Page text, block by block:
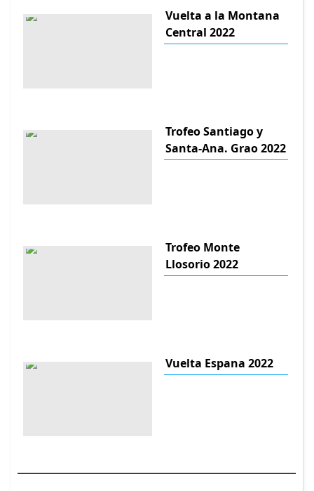
Vuelta a la Montana
Central 2022
Trofeo Santiago y
Santa-Ana. Grao 2022
Trofeo Monte
Llosorio 2022
Vuelta Espana 2022